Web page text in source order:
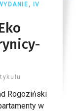
,
IV
Rogoziński
w